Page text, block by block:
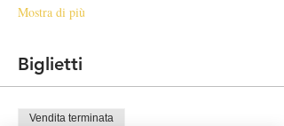
Mostra di più
Biglietti
Vendita terminata